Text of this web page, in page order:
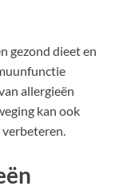
gezond dieet en
allergieën
kan ook
verbeteren.